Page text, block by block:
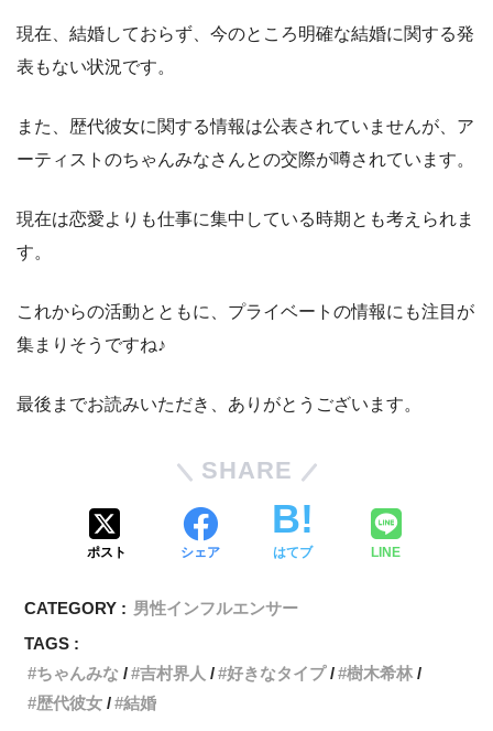
現在、結婚しておらず、今のところ明確な結婚に関する発
表もない状況です。
また、歴代彼女に関する情報は公表されていませんが、ア
ーティストのちゃんみなさんとの交際が噂されています。
現在は恋愛よりも仕事に集中している時期とも考えられま
す。
これからの活動とともに、プライベートの情報にも注目が
集まりそうですね♪
最後までお読みいただき、ありがとうございます。
SHARE
ポスト シェア はてブ LINE
CATEGORY : 男性インフルエンサー
TAGS :
ちゃんみな
吉村界人 好きなタイプ
樹木希林
歴代彼女
結婚